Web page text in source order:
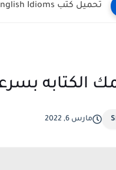
تحميل كتب English Idioms مجانا |من كامبريدج English Phrasal Verbs...
الكتابه
مارس 6, 2022